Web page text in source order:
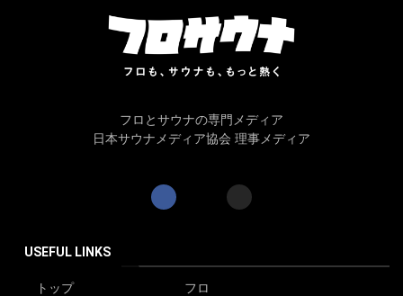
フロとサウナの専門メディア
日本サウナメディア協会 理事メディア
USEFUL LINKS
トップ フロ